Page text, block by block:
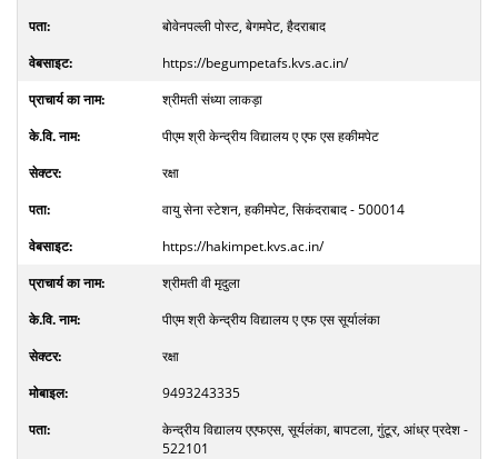
बोवेनपल्ली पोस्ट, बेगमपेट, हैदराबाद
https://begumpetafs.kvs.ac.in/
श्रीमती संध्या लाकड़ा
पीएम श्री केन्द्रीय विद्यालय ए एफ एस हकीमपेट
रक्षा
वायु सेना स्टेशन, हकीमपेट, सिकंदराबाद - 500014
https://hakimpet.kvs.ac.in/
श्रीमती वी मृदुला
पीएम श्री केन्द्रीय विद्यालय ए एफ एस सूर्यालंका
रक्षा
9493243335
केन्द्रीय विद्यालय एएफएस, सूर्यलंका, बापटला, गुंटूर, आंध्र प्रदेश -
522101